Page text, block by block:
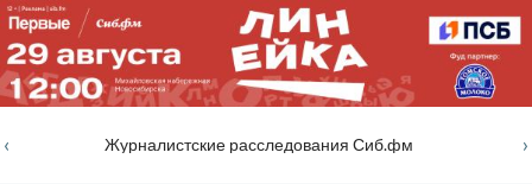
Журналистские расследования Сиб.фм
‹ ›